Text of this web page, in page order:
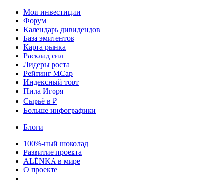
Мои инвестиции
Форум
Календарь дивидендов
База эмитентов
Карта рынка
Расклад сил
Лидеры роста
Рейтинг MCap
Индексный торт
Пила Игоря
Сырьё в ₽
Больше инфографики
Блоги
100%-ный шоколад
Развитие проекта
ALЁNKA в мире
О проекте